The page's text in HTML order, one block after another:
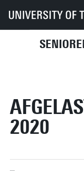
UT UT-Kring GEWIS
AFGELAST - 7 april
2020